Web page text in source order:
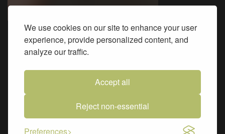
We use cookies on our site to enhance your user
experience, provide personalized content, and
analyze our traffic.
Accept all
Reject non-essential
Preferences
Sme na Facebooku